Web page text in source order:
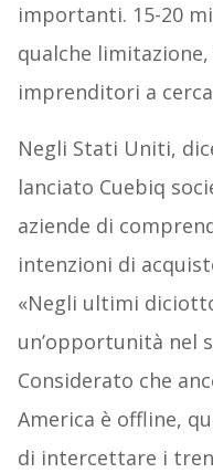
importanti. 15-20
qualche
imprenditori a
Negli Stati Uniti,
lanciato Cuebiq
aziende di
intenzioni di
«Negli ultimi
un’opportunità nel
Considerato che
America è offline,
di intercettare i